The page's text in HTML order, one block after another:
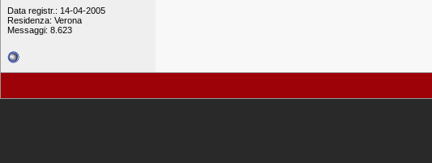
Data registr.: 14-04-2005
Residenza: Verona
Messaggi: 8.623